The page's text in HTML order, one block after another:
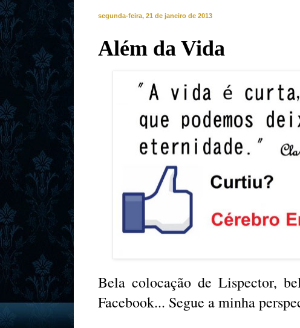
segunda-feira, 21 de janeiro de 2013
Além da Vida
Bela colocação de Lispector,
Facebook... Segue a minha